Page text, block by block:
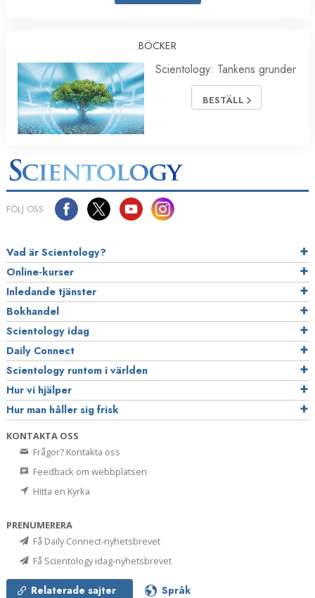
BÖCKER
Scientology: Tankens grunder
BESTÄLL
FÖLJ OSS
Vad är Scientology?
Online-kurser
Inledande tjänster
Bokhandel
Scientology idag
Daily Connect
Scientology runtom i världen
Hur vi hjälper
Hur man håller sig frisk
KONTAKTA OSS
Frågor? Kontakta oss
Feedback om webbplatsen
Hitta en Kyrka
PRENUMERERA
Få Daily Connect-nyhetsbrevet
Få Scientology idag-nyhetsbrevet
Relaterade sajter Språk